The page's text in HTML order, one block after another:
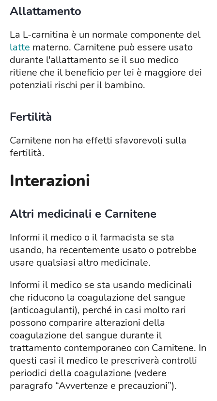
Allattamento
La L-carnitina è un normale componente del
latte materno. Carnitene può essere usato
durante l'allattamento se il suo medico
ritiene che il beneficio per lei è maggiore dei
potenziali rischi per il bambino.
Fertilità
Carnitene non ha effetti sfavorevoli sulla
fertilità.
Interazioni
Altri medicinali e Carnitene
Informi il medico o il farmacista se sta
usando, ha recentemente usato o potrebbe
usare qualsiasi altro medicinale.
Informi il medico se sta usando medicinali
che riducono la coagulazione del sangue
(anticoagulanti), perché in casi molto rari
possono comparire alterazioni della
coagulazione del sangue durante il
trattamento contemporaneo con Carnitene. In
questi casi il medico le prescriverà controlli
periodici della coagulazione (vedere
paragrafo “Avvertenze e precauzioni”).